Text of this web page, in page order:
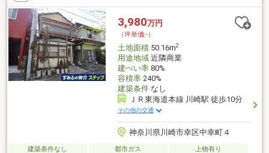
分）・フーズマーケットさえき小向店…約140m（徒歩2分）・セ
ブンイレブン川崎小向東店…約280m（徒歩4分）・小向第1公園…
約170m（徒歩3分）
3,980万円
（坪単価:-）
土地面積50.16m2
用途地域近隣商業
建ぺい率80%
容積率240%
建築条件なし
ＪＲ東海道本線 川崎駅 徒歩10分
その他の交通
神奈川県川崎市幸区中幸町４
建築条件なし 都市ガス 上物有り